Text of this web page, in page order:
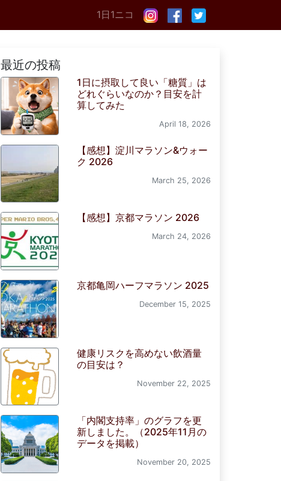
1日1ニコ
最近の投稿
1日に摂取して良い「糖質」は
どれぐらいなのか？目安を計
算してみた
April 18, 2026
【感想】淀川マラソン&ウォー
ク 2026
March 25, 2026
【感想】京都マラソン 2026
March 24, 2026
京都亀岡ハーフマラソン 2025
December 15, 2025
健康リスクを高めない飲酒量
の目安は？
November 22, 2025
「内閣支持率」のグラフを更
新しました。（2025年11月の
データを掲載）
November 20, 2025